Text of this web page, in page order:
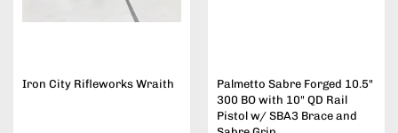
Iron City Rifleworks Wraith
Palmetto Sabre Forged 10.5"
300 BO with 10" QD Rail
Pistol w/ SBA3 Brace and